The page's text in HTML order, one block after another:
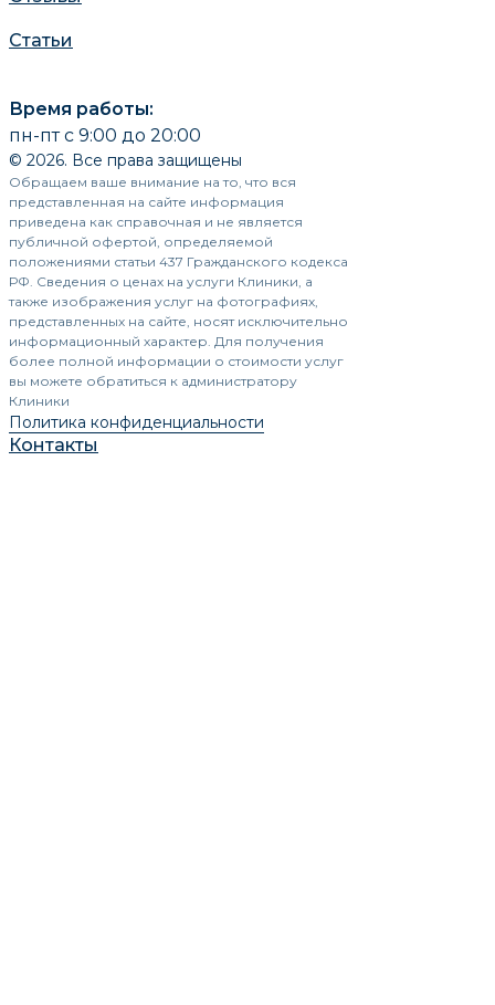
Статьи
Время работы:
пн-пт с 9:00 до 20:00
© 2026. Все права защищены
Обращаем ваше внимание на то, что вся
представленная на сайте информация
приведена как справочная и не является
публичной офертой, определяемой
положениями статьи 437 Гражданского кодекса
РФ. Сведения о ценах на услуги Клиники, а
также изображения услуг на фотографиях,
представленных на сайте, носят исключительно
информационный характер. Для получения
более полной информации о стоимости услуг
вы можете обратиться к администратору
Клиники
Политика конфиденциальности
Контакты